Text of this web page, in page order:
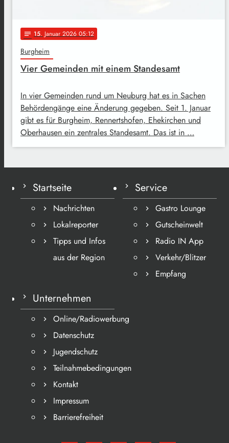
notes 15. Januar 2026 05:12
Burgheim
Vier Gemeinden mit einem Standesamt
In vier Gemeinden rund um Neuburg hat es in Sachen
Behördengänge eine Änderung gegeben. Seit 1. Januar
gibt es für Burgheim, Rennertshofen, Ehekirchen und
Oberhausen ein zentrales Standesamt. Das ist in …
Startseite
Nachrichten
Lokalreporter
Tipps und Infos
aus der Region
Service
Gastro Lounge
Gutscheinwelt
Radio IN App
Verkehr/Blitzer
Empfang
Unternehmen
Online/Radiowerbung
Datenschutz
Jugendschutz
Teilnahmebedingungen
Kontakt
Impressum
Barrierefreiheit